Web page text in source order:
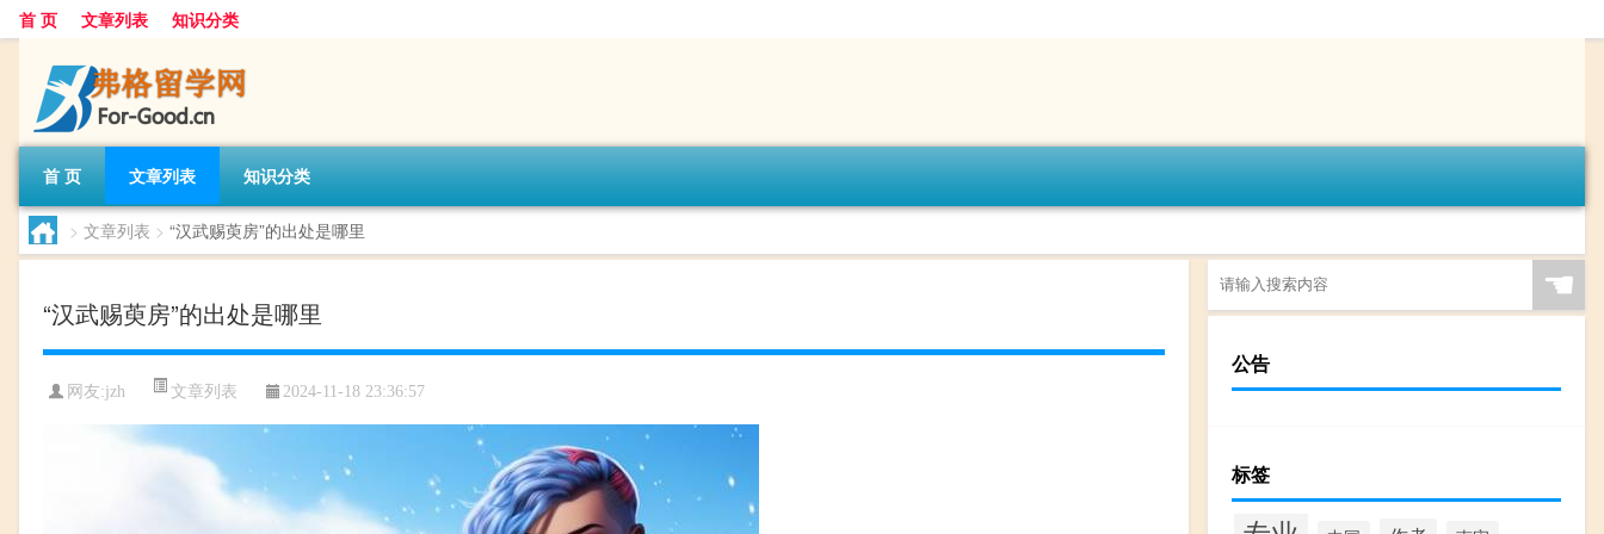
首 页 文章列表 知识分类
首 页 文章列表 知识分类
> 文章列表 > “汉武赐萸房”的出处是哪里
“汉武赐萸房”的出处是哪里
网友:jzh 文章列表 2024-11-18 23:36:57
☚
公告
标签